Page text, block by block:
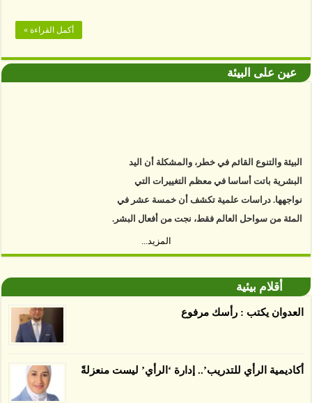
أكمل القراءة »
عين على البيئة
البيئة والتنوع القائم في خطر، والمشكلة أن اليد
البشرية باتت أساسا في معظم التغييرات التي
نواجهها. دراسات علمية تكشف أن خمسة عشر في
المئة من سواحل العالم فقط، نجت من أفعال البشر.
اعتمادها على أنها مستدامة تدمرت بشكل أسرع من
الأرض غير المعتمدة، وذلك حسب دراسة كشفت
المعتمدة المستدامة التي تحمل موافقات بأنها
المزيد...
أقلام بيئية
العدوان يكتب : رأسك مرفوع
أكاديمية الرأي للتدريب’.. إدارة ‘الرأي’ ليست منعزلةً